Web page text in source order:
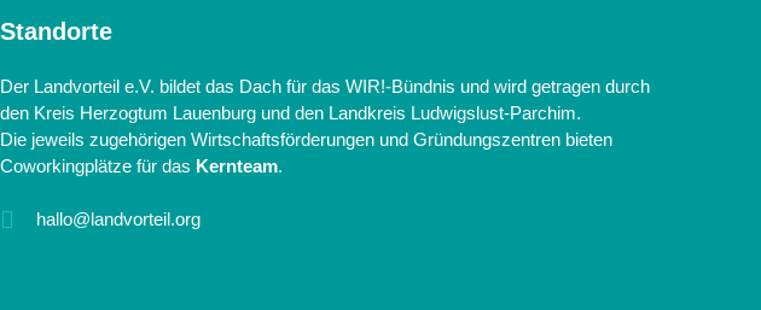
Standorte
Der Landvorteil e.V. bildet das Dach für das WIR!-Bündnis und wird getragen durch
den Kreis Herzogtum Lauenburg und den Landkreis Ludwigslust-Parchim.
Die jeweils zugehörigen Wirtschaftsförderungen und Gründungszentren bieten
Coworkingplätze für das Kernteam.
hallo@landvorteil.org